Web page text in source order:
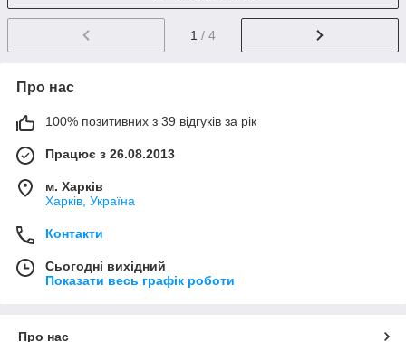
1 / 4
Про нас
100% позитивних з 39 відгуків за рік
Працює з 26.08.2013
м. Харків
Харків, Україна
Контакти
Сьогодні вихідний
Показати весь графік роботи
Про нас